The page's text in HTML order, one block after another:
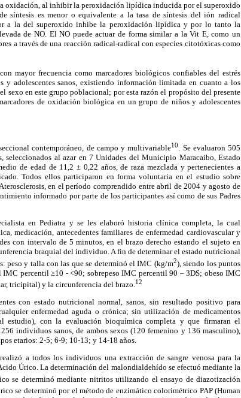
oxidación, al inhibir la peroxidación lipídica inducida por el superoxido
síntesis es menor o equivalente a la tasa de síntesis del ión radical
a la del superoxido inhibe la peroxidación lipídica y por lo tanto la
de NO. El NO puede actuar de forma similar a la Vit E, como un
a través de una reacción radical-radical con especies citotóxicas como
mayor frecuencia como marcadores biológicos confiables del estrés
adolescentes sanos, existiendo información limitada en cuanto a los
sexo en este grupo poblacional; por esta razón el propósito del presente
de oxidación biológica en un grupo de niños y adolescentes
contemporáneo, de campo y multivariable10. Se evaluaron 505
seleccionados al azar en 7 Unidades del Municipio Maracaibo, Estado
de edad de 11,2 ± 0,22 años, de raza mezclada y pertenecientes a
Todos ellos participaron en forma voluntaria en el estudio sobre
en el período comprendido entre abril de 2004 y agosto de
informado por parte de los participantes así como de sus Padres
en Pediatra y se les elaboró historia clínica completa, la cual
medicación, antecedentes familiares de enfermedad cardiovascular y
con intervalo de 5 minutos, en el brazo derecho estando el sujeto en
braquial del individuo. A fin de determinar el estado nutricional
peso y talla con las que se determinó el IMC (kg/m2), siendo los puntos
percentil ≥10 - <90; sobrepeso IMC percentil 90 – 3DS; obeso IMC
tricipital) y la circunferencia del brazo.12
con estado nutricional normal, sanos, sin resultado positivo para
enfermedad aguda o crónica; sin utilización de medicamentos
estudio), con la evaluación bioquímica completa y que firmaran el
individuos sanos, de ambos sexos (120 femenino y 136 masculino),
etarios: 2-5; 6-9; 10-13; y 14-18 años.
a todos los individuos una extracción de sangre venosa para la
Úrico. La determinación del malondialdehído se efectuó mediante la
se determinó mediante nitritos utilizando el ensayo de diazotización
se determinó por el método de enzimático colorimétrico PAP (Human